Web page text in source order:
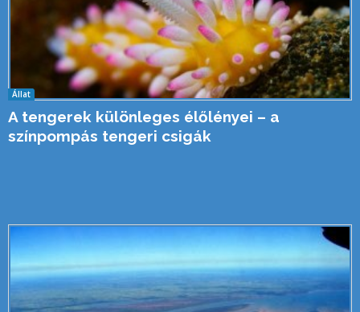
Állat
A tengerek különleges élőlényei – a
színpompás tengeri csigák